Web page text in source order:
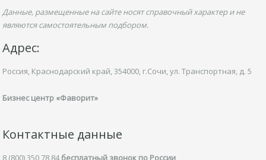
Данные, размещенные на сайте носят справочный характер и не
являются самостоятельным подбором.
Адрес:
Россия, Краснодарский край,354000, г.Сочи, ул. Транспортная, д. 5
Бизнес центр «Фаворит»
Контактные данные
8 (800) 350 78 84бесплатный звонок по России